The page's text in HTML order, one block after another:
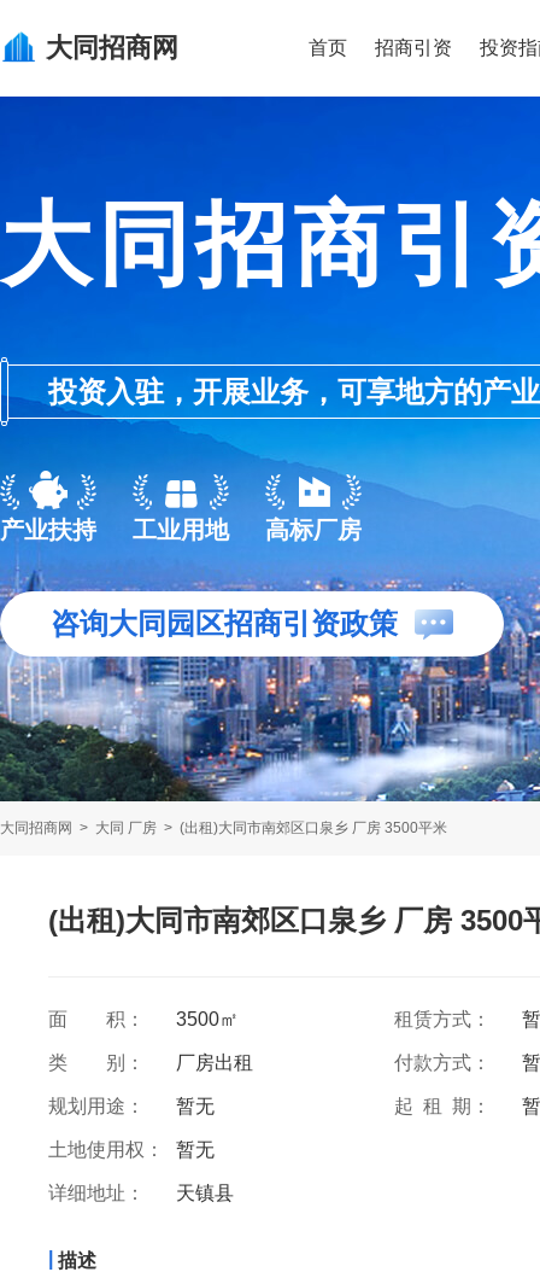
大同招商网 首页 招商引资 投资
大同招商引
投资入驻，开展业务，可享地方的产
产业扶持 工业用地 高标厂房
咨询大同园区招商引资政策
大同招商网 > 大同 厂房 > (出租)大同市南郊区口泉乡 厂房 3500平米
(出租)大同市南郊区口泉乡 厂房 3500
面 积： 3500㎡ 租赁方式：
类 别： 厂房出租 付款方式：
规划用途： 暂无 起 租 期：
土地使用权： 暂无
详细地址： 天镇县
描述